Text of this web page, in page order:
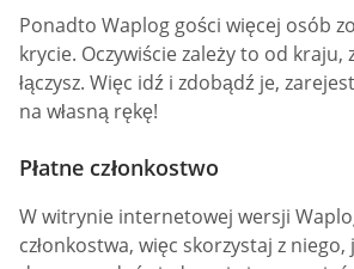
Ponadto Waplog gości więcej osób
krycie. Oczywiście zależy to od kraju,
łączysz. Więc idź i zdobądź je,
na własną rękę!
Płatne członkostwo
W witrynie internetowej wersji
członkostwa, więc skorzystaj z